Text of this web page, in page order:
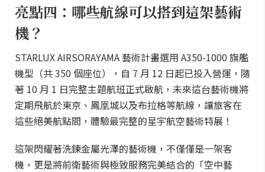
亮點四：哪些航線可以搭到這架藝術
機？
STARLUX AIRSORAYAMA 藝術計畫選用 A350-1000 旗艦
機型（共 350 個座位），自 7 月 12 日起已投入營運，隨
著 10 月 1 日完整主題航班正式啟航，未來這台藝術機將
定期飛航於東京、鳳凰城以及布拉格等航線，讓旅客在
這些絕美航點間，體驗最完整的星宇航空藝術特展！
這架閃耀著洗鍊金屬光澤的藝術機，不僅僅是一架客
機，更是將前衛藝術與極致服務完美結合的「空中藝